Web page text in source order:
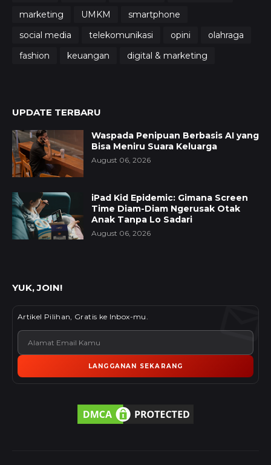
marketing
UMKM
smartphone
social media
telekomunikasi opini
olahraga
fashion
keuangan digital & marketing
UPDATE TERBARU
Waspada Penipuan Berbasis AI yang
Bisa Meniru Suara Keluarga
August 06, 2026
iPad Kid Epidemic: Gimana Screen
Time Diam-Diam Ngerusak Otak
Anak Tanpa Lo Sadari
August 06, 2026
YUK, JOIN!
Artikel Pilihan, Gratis ke Inbox-mu.
LANGGANAN SEKARANG